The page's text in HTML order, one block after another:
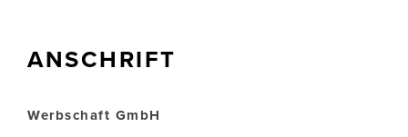
ANSCHRIFT
Werbschaft GmbH